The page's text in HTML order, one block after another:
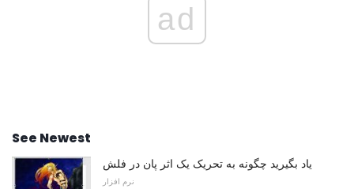
ad
See Newest
یاد بگیرید چگونه به تحریک یک اثر پان در فلش
نرم افزار